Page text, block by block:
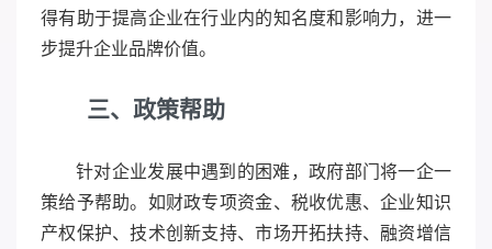
得有助于提高企业在行业内的知名度和影响力，进一
步提升企业品牌价值。
三、政策帮助
针对企业发展中遇到的困难，政府部门将一企一
策给予帮助。如财政专项资金、税收优惠、企业知识
产权保护、技术创新支持、市场开拓扶持、融资增信